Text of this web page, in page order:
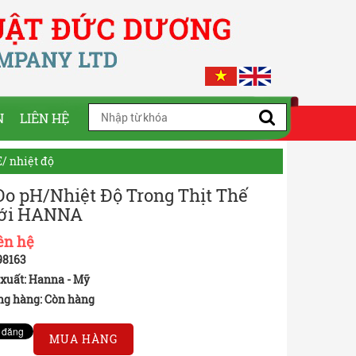
LIÊN HỆ
nhiệt độ
pH/Nhiệt Độ Trong Thịt Thế
HANNA
hệ
Hanna - Mỹ
hàng:Còn hàng
MUA HÀNG